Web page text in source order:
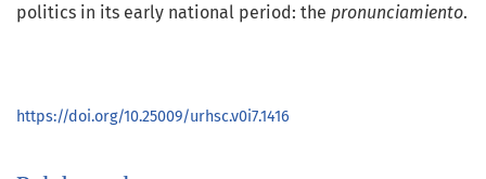
politics in its early national period: the pronunciamiento.
https://doi.org/10.25009/urhsc.v0i7.1416